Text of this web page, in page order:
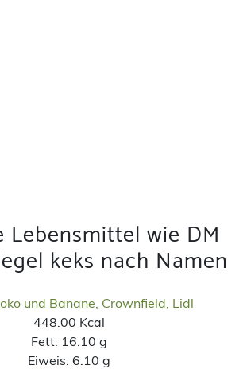
Lebensmittel wie DM
keks nach Namen
und Banane, Crownfield, Lidl
448.00 Kcal
Fett: 16.10 g
Eiweis: 6.10 g